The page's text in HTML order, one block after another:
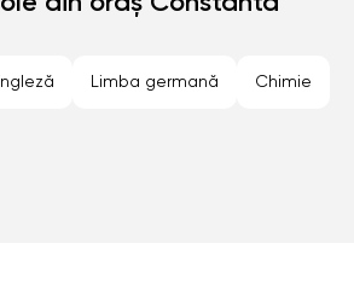
Limba germană Chimie